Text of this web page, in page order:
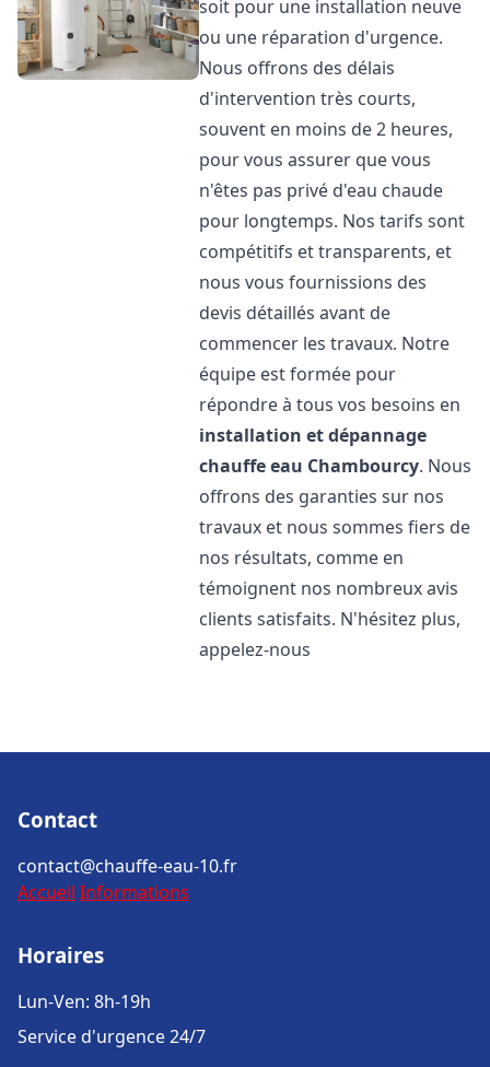
soit pour une installation neuve
ou une réparation d'urgence.
Nous offrons des délais
d'intervention très courts,
souvent en moins de 2 heures,
pour vous assurer que vous
n'êtes pas privé d'eau chaude
pour longtemps. Nos tarifs sont
compétitifs et transparents, et
nous vous fournissions des
devis détaillés avant de
commencer les travaux. Notre
équipe est formée pour
répondre à tous vos besoins en
installation et dépannage
chauffe eau Chambourcy. Nous
offrons des garanties sur nos
travaux et nous sommes fiers de
nos résultats, comme en
témoignent nos nombreux avis
clients satisfaits. N'hésitez plus,
appelez-nous
Contact
contact@chauffe-eau-10.fr
Accueil Informations
Horaires
Lun-Ven: 8h-19h
Service d'urgence 24/7